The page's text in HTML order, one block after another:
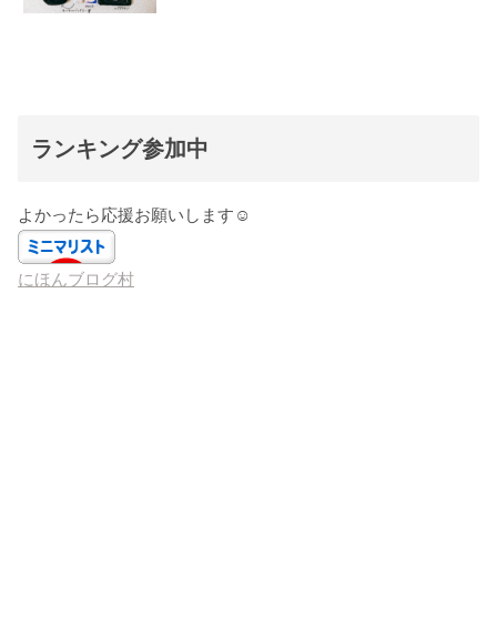
ランキング参加中
よかったら応援お願いします☺️
にほんブログ村